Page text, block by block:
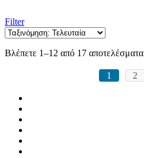
Filter
Βλέπετε 1–12 από 17 αποτελέσματα
1 2